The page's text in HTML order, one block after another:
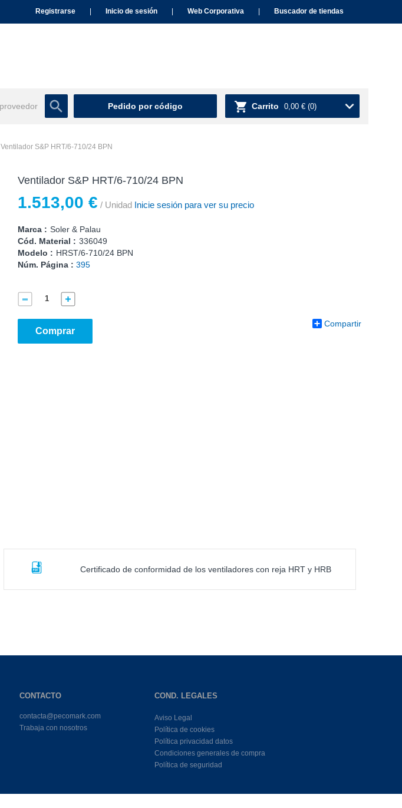
Registrarse Inicio de sesión Web Corporativa Buscador de tiendas
Pedido por código Carrito 0,00 € (0)
Ventilador S&P HRT/6-710/24 BPN
Ventilador S&P HRT/6-710/24 BPN
1.513,00 € / Unidad Inicie sesión para ver su precio
Marca : Soler & Palau
Cód. Material : 336049
Modelo : HRST/6-710/24 BPN
Núm. Página : 395
Comprar
Compartir
Certificado de conformidad de los ventiladores con reja HRT y HRB
CONTACTO
contacta@pecomark.com
Trabaja con nosotros
COND. LEGALES
Aviso Legal
Política de cookies
Política privacidad datos
Condiciones generales de compra
Política de seguridad